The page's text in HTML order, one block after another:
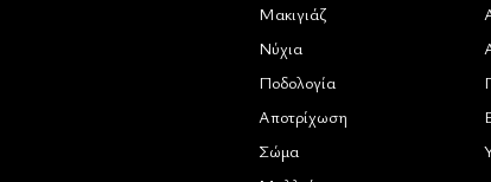
Μακιγιάζ
Νύχια
Ποδολογία
Αποτρίχωση
Σώμα